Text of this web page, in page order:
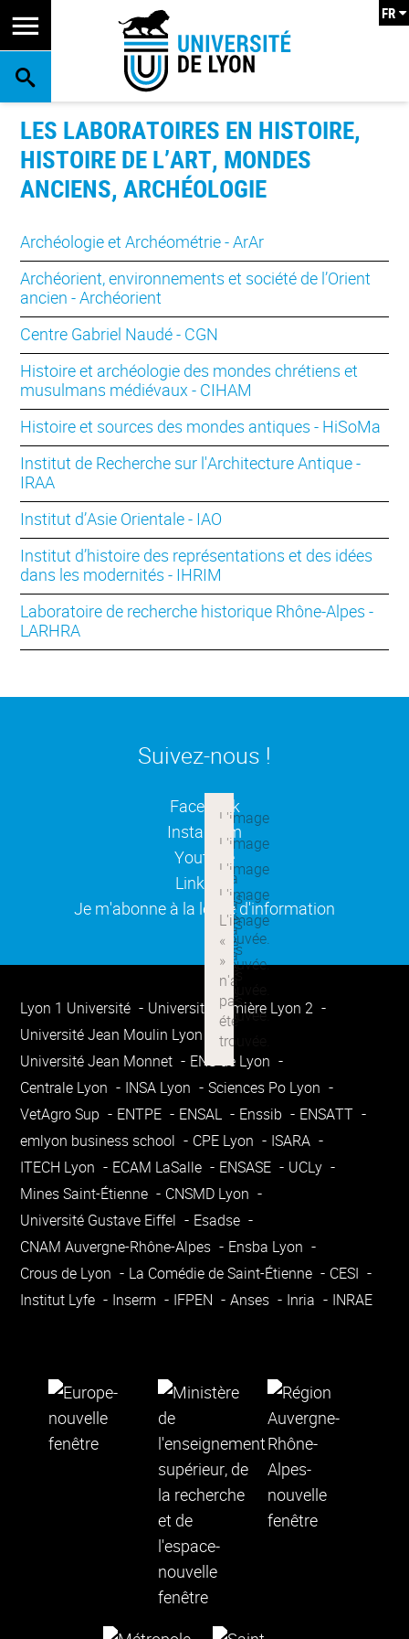
RECHERCHE
FR
LES LABORATOIRES EN HISTOIRE,
HISTOIRE DE L’ART, MONDES
ANCIENS, ARCHÉOLOGIE
Archéologie et Archéométrie - ArAr
Archéorient, environnements et société de l’Orient
ancien - Archéorient
Centre Gabriel Naudé - CGN
Histoire et archéologie des mondes chrétiens et
musulmans médiévaux - CIHAM
Histoire et sources des mondes antiques - HiSoMa
Institut de Recherche sur l'Architecture Antique -
IRAA
Institut d’Asie Orientale - IAO
Institut d’histoire des représentations et des idées
dans les modernités - IHRIM
Laboratoire de recherche historique Rhône-Alpes -
LARHRA
Suivez-nous !
Facebook
(ouverture dans une
Instagram(ouverture dans une
Youtube(ouverture dans une
Linkedin
(ouverture dans une
Je m'abonne à la lettre d'information
(ouverture dans une
Lyon 1 Université
Université Lumière Lyon 2
Université Jean Moulin Lyon 3
Université Jean Monnet
ENS de Lyon
Centrale Lyon
INSA Lyon
Sciences Po Lyon
VetAgro Sup
ENTPE ENSAL Enssib
ENSATT
emlyon business school
CPE Lyon
ISARA
ITECH Lyon
ECAM LaSalle ENSASE
UCLy
Mines Saint-Étienne
CNSMD Lyon
Université Gustave Eiffel
Esadse
CNAM Auvergne-Rhône-Alpes
Ensba Lyon
Crous de Lyon
La Comédie de Saint-Étienne
CESI
Institut Lyfe
Inserm IFPEN Anses Inria INRAE